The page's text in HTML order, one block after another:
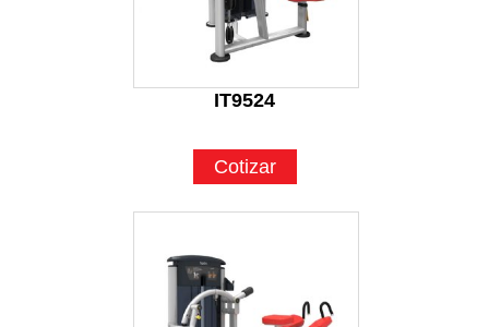
IT9524
Cotizar